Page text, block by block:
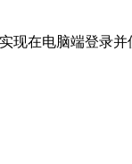
现在电脑端登录